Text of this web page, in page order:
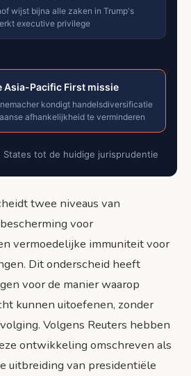
wijst bijna alle zaken in Trump's
executive privilege
Asia-Pacific First missie
kondigt handelsdiversificatie
afhankelijkheid te verminderen
States tot de huidige jurisprudentie
twee niveaus van
voor
vermoedelijke immuniteit voor
Dit onderscheid heeft
voor de manier waarop
kunnen uitoefenen, zonder
Volgens Reuters hebben
ontwikkeling omschreven als
uitbreiding van presidentiële